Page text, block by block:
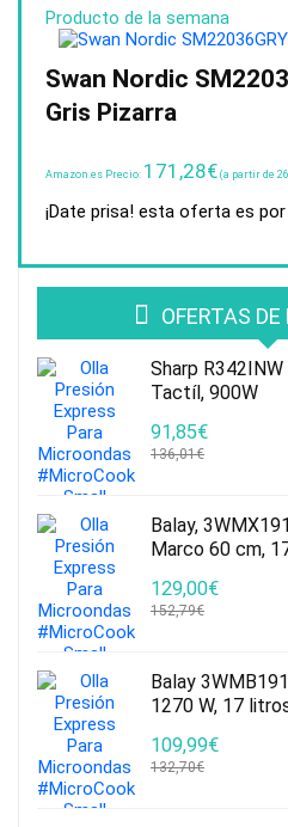
Producto de la semana
Swan Nordic
Gris Pizarra
Amazon.es Precio: 171,28€ (a partir de
¡Date prisa! esta oferta es
OFERTAS
Sharp
Tactíl, 900W
91,85€
136,01€
Balay,
Marco 60 cm,
129,00€
152,79€
Balay
1270 W, 17
109,99€
132,70€